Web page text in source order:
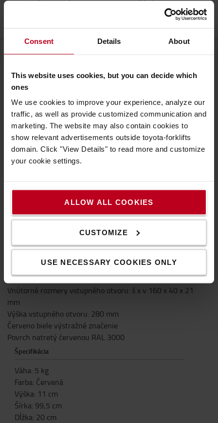
Consent Details About
This website uses cookies, but you can decide which
ones
We use cookies to improve your experience, analyze our
traffic, as well as provide customized communication and
marketing. The website may also contain cookies to
show relevant advertisements outside toyota-forklifts
domain. Click "View Details" to read more and customize
your cookie settings.
ALLOW ALL COOKIES
CUSTOMIZE
USE NECESSARY COOKIES ONLY
Špecifikácia
V prípade použitia vysokozdvižných vozíkov vo
verejnej doprave musia byť pri ceste dolu kopcom
hroty vidlíc zakryté. Pri použití tohto krytu na
vidlice a ostatných povinných zariadení môžete
cestách.
Technická špecifikácia
Šírka: 995 mm
Dĺžka vidlíc: max. 1200 mm
Vnútorné rozmery vstupného otvoru: š x v 160 x 40 x 21
mm
Výška vstupného otvoru: 280 mm
Červeno biele výstražné značenie
Povrch natretý červenou RAL 3000
Špecifikácia
Váha: 5 kg
Farba: Červená
Výška: 11 cm
Šírka: 99,5 cm
Dĺžka: 20 cm